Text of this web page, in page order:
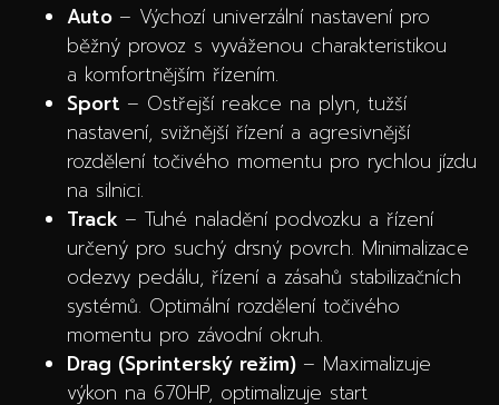
Auto – Výchozí univerzální nastavení pro
běžný provoz s vyváženou charakteristikou
a komfortnějším řízením.
Sport – Ostřejší reakce na plyn, tužší
nastavení, svižnější řízení a agresivnější
rozdělení točivého momentu pro rychlou jízdu
na silnici.
Track – Tuhé naladění podvozku a řízení
určený pro suchý drsný povrch. Minimalizace
odezvy pedálu, řízení a zásahů stabilizačních
systémů. Optimální rozdělení točivého
momentu pro závodní okruh.
Drag (Sprinterský režim) – Maximalizuje
výkon na 670HP, optimalizuje start